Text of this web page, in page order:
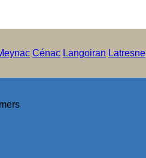
Cénac Langoiran Latresne